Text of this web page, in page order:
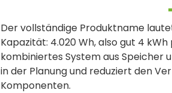
Der vollständige Produktname
Kapazität: 4.020 Wh, also gut 4
kombiniertes System aus
in der Planung und reduziert den
Komponenten.